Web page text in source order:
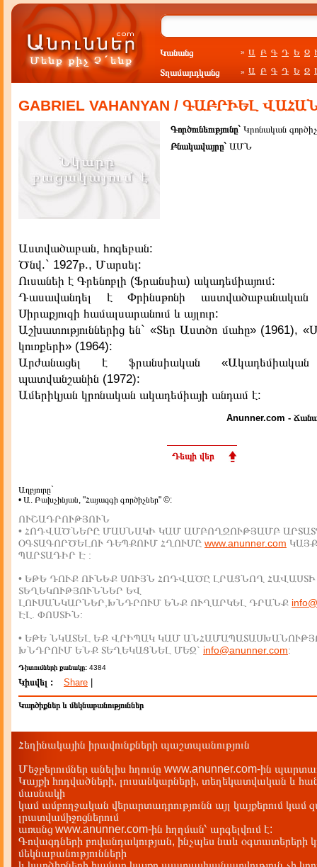
Կանանց » Ա Բ Գ Դ Ե Զ
Տղամարդկանց » Ա Բ Գ Դ Ե Զ
GABRIEL VAHANYAN / ԳԱԲՐԻԵԼ
Գործունեությունը` Կրոնական գործիչ
Բնակավայրը` ԱՄՆ
Աստվածաբան, հոգեբան:
Ծնվ.` 1927թ., Մարսել:
Ուսանեի է Գրենոբլի (Ֆրանսիա) ակադեմիայում:
Դասավանդել է Փրինսթոնի աստվածաբանական
Սիրաքյուզի համալսարանում և այլուր:
Աշխատություններից են` «Տեր Աստծո մահը» (1961),
կուռքերի» (1964):
Արժանացել է ֆրանսիական «Ակադեմիական
պատվանշանին (1972):
Ամերիկյան կրոնական ակադեմիայի անդամ է:
Anunner.com -
Դեպի վեր
Աղբյուրը`
• Ա. Բախչինյան, "Հայազգի գործիչներ" ©:
ՈՒՇԱԴՐՈՒԹՅՈՒՆ
• ՀՈԴՎԱԾՆԵՐԸ ՄԱՍՆԱԿԻ ԿԱՄ ԱՄԲՈՂՋՈՒԹՅԱՄԲ
ՕԳՏԱԳՈՐԾԵԼՈՒ ԴԵՊՔՈՒՄ ՀՂՈՒՄԸ www.anunner.com
ՊԱՐՏԱԴԻՐ Է :
• ԵԹԵ ԴՈՒՔ ՈՒՆԵՔ ՍՈՒՅՆ ՀՈԴՎԱԾԸ ԼՐԱՑՆՈՂ ՀԱՎԱՍՏԻ
ՏԵՂԵԿՈՒԹՅՈՒՆՆԵՐ ԵՎ
ԼՈՒՍԱՆԿԱՐՆԵՐ,ԽՆԴՐՈՒՄ ԵՆՔ ՈՒՂԱՐԿԵԼ ԴՐԱՆՔ
ԷԼ. ՓՈՍՏԻՆ:
• ԵԹԵ ՆԿԱՏԵԼ ԵՔ ՎՐԻՊԱԿ ԿԱՄ
ԽՆԴՐՈՒՄ ԵՆՔ ՏԵՂԵԿԱՑՆԵԼ ՄԵԶ` info@anunner.com:
Դիտումների քանակը: 4384
Կիսվել : Share
Կարծիքներ և մեկնաբանություններ
Հեղինակային իրավունքների պաշտպանություն
Մեջբերումներ անելիս հղումը www.anunner.com-ին
Կայքի հոդվածների, լուսանկարների, տեղեկատվական և
մասնակի
կամ ամբողջական վերարտադրությունն այլ կայքերում կամ
լրատվամիջոցներում
առանց www.anunner.com-ին հղղման՝ արգելվում է:
Գովազդների բովանդակության, ինչպես նաև օգտատերերի
մեկնաբանությունների